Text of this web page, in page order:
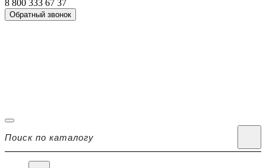
8 800 333 67 37
Обратный звонок